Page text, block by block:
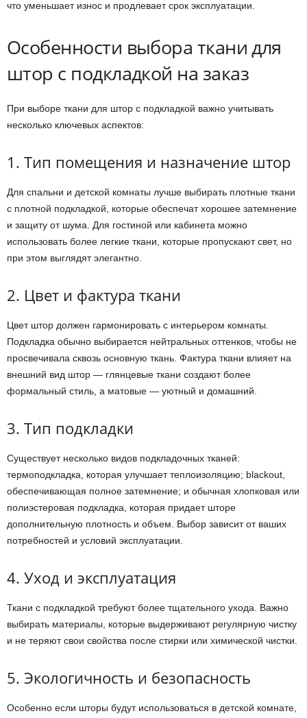
что уменьшает износ и продлевает срок эксплуатации.
Особенности выбора ткани для
штор с подкладкой на заказ
При выборе ткани для штор с подкладкой важно учитывать
несколько ключевых аспектов:
1. Тип помещения и назначение штор
Для спальни и детской комнаты лучше выбирать плотные ткани
с плотной подкладкой, которые обеспечат хорошее затемнение
и защиту от шума. Для гостиной или кабинета можно
использовать более легкие ткани, которые пропускают свет, но
при этом выглядят элегантно.
2. Цвет и фактура ткани
Цвет штор должен гармонировать с интерьером комнаты.
Подкладка обычно выбирается нейтральных оттенков, чтобы не
просвечивала сквозь основную ткань. Фактура ткани влияет на
внешний вид штор — глянцевые ткани создают более
формальный стиль, а матовые — уютный и домашний.
3. Тип подкладки
Существует несколько видов подкладочных тканей:
термоподкладка, которая улучшает теплоизоляцию; blackout,
обеспечивающая полное затемнение; и обычная хлопковая или
полиэстеровая подкладка, которая придает шторе
дополнительную плотность и объем. Выбор зависит от ваших
потребностей и условий эксплуатации.
4. Уход и эксплуатация
Ткани с подкладкой требуют более тщательного ухода. Важно
выбирать материалы, которые выдерживают регулярную чистку
и не теряют свои свойства после стирки или химической чистки.
5. Экологичность и безопасность
Особенно если шторы будут использоваться в детской комнате,